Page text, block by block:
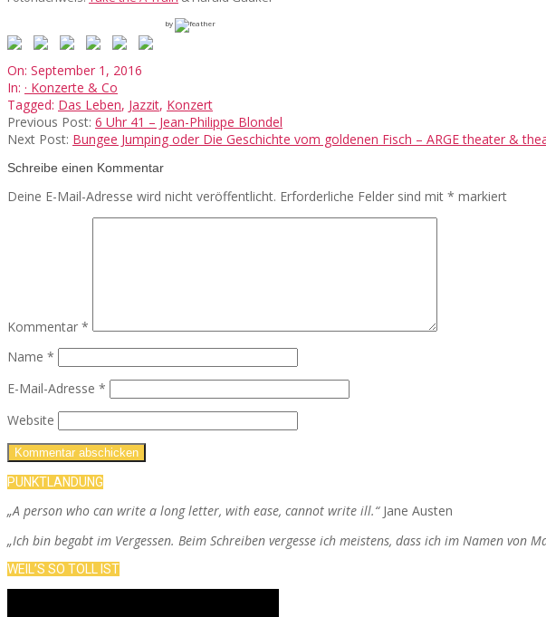
by
2016-
09-
01
On: September 1, 2016
In: · Konzerte & Co
Tagged: Das Leben, Jazzit, Konzert
Previous Post: 6 Uhr 41 – Jean-Philippe Blondel
Next Post: Bungee Jumping oder Die Geschichte vom goldenen Fisch – ARGE theater &
Schreibe einen Kommentar
Deine E-Mail-Adresse wird nicht veröffentlicht. Erforderliche Felder sind mit * markiert
Kommentar *
Name *
E-Mail-Adresse *
Website
PUNKTLANDUNG
„A person who can write a long letter, with ease, cannot write ill.“Jane Austen
„Ich bin begabt im Vergessen. Beim Schreiben vergesse ich meistens, dass ich im Namen von
WEIL’S SO TOLL IST